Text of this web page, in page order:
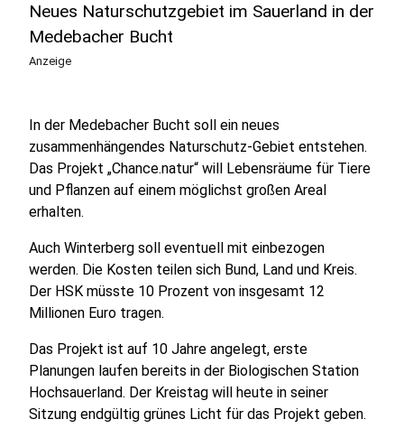
Neues Naturschutzgebiet im Sauerland in der
Medebacher Bucht
Anzeige
In der Medebacher Bucht soll ein neues
zusammenhängendes Naturschutz-Gebiet entstehen.
Das Projekt „Chance.natur“ will Lebensräume für Tiere
und Pflanzen auf einem möglichst großen Areal
erhalten.
Auch Winterberg soll eventuell mit einbezogen
werden. Die Kosten teilen sich Bund, Land und Kreis.
Der HSK müsste 10 Prozent von insgesamt 12
Millionen Euro tragen.
Das Projekt ist auf 10 Jahre angelegt, erste
Planungen laufen bereits in der Biologischen Station
Hochsauerland. Der Kreistag will heute in seiner
Sitzung endgültig grünes Licht für das Projekt geben.